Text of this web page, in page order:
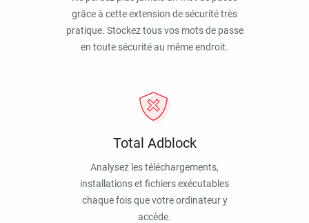
grâce à cette extension de sécurité très
pratique. Stockez tous vos mots de passe
en toute sécurité au même endroit.
Total Adblock
Analysez les téléchargements,
installations et fichiers exécutables
chaque fois que votre ordinateur y
accède.